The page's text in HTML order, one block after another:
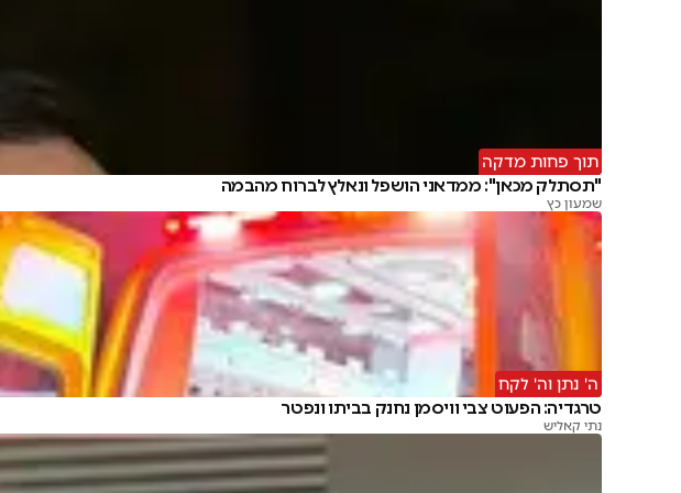
תוך פחות מדקה
"תסתלק מכאן": ממדאני הושפל ונאלץ לברוח מהבמה
שמעון כץ
ה' נתן וה' לקח
טרגדיה: הפעוט צבי וויסמן נחנק בביתו ונפטר
נתי קאליש